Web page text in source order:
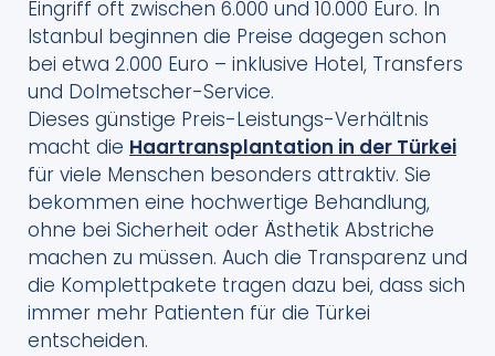
Eingriff oft zwischen 6.000 und 10.000 Euro. In
Istanbul beginnen die Preise dagegen schon
bei etwa 2.000 Euro – inklusive Hotel, Transfers
und Dolmetscher-Service.
Dieses günstige Preis-Leistungs-Verhältnis
macht die Haartransplantation in der Türkei
für viele Menschen besonders attraktiv. Sie
bekommen eine hochwertige Behandlung,
ohne bei Sicherheit oder Ästhetik Abstriche
machen zu müssen. Auch die Transparenz und
die Komplettpakete tragen dazu bei, dass sich
immer mehr Patienten für die Türkei
entscheiden.